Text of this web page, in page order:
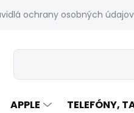
ochrany osobných údajov
APPLE TELEFÓNY,